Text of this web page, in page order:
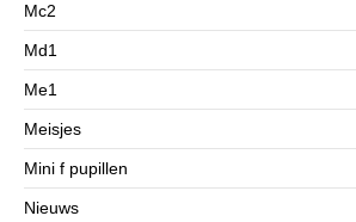
Mc2
Md1
Me1
Meisjes
Mini f pupillen
Nieuws